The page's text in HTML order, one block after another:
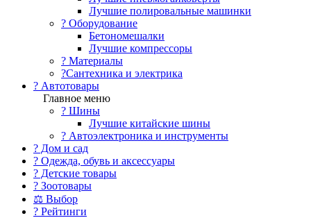
Лучшие полировальные машинки
?️ Оборудование
Бетономешалки
Лучшие компрессоры
? Материалы
?Сантехника и электрика
? Автотовары
Главное меню
? Шины
Лучшие китайские шины
? Автоэлектроника и инструменты
? Дом и сад
? Одежда, обувь и аксессуары
? Детские товары
? Зоотовары
⚖ Выбор
? Рейтинги